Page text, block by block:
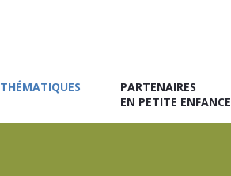
THÉMATIQUES
PARTENAIRES
EN PETITE ENFANCE